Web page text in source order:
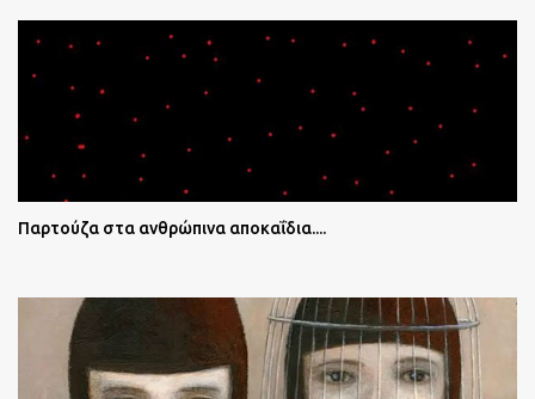
Παρτούζα στα ανθρώπινα αποκαΐδια....